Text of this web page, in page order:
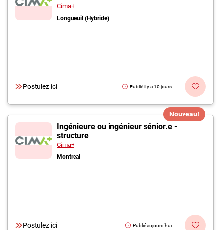
Cima+
Longueuil (Hybride)
Postulez ici Publié il y a 10 jours
Nouveau!
Ingénieure ou ingénieur sénior.e -
structure
Cima+
Montreal
Postulez ici Publié aujourd'hui